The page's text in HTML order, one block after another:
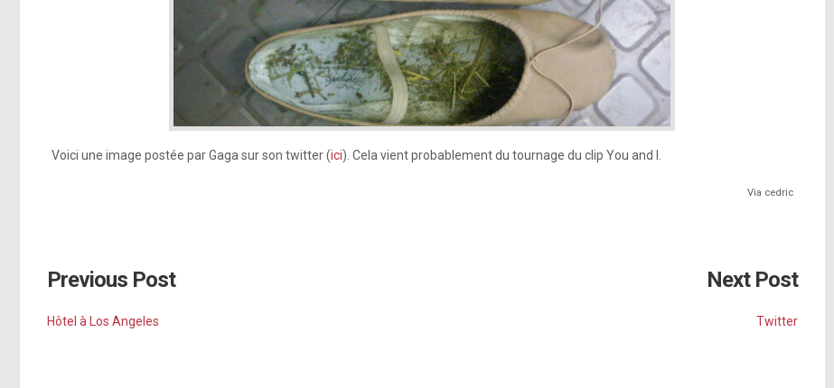
Voici une image postée par Gaga sur son twitter (ici). Cela vient probablement du tournage du clip You and I.
Via cedric
Previous Post
Hôtel à Los Angeles
Next Post
Twitter